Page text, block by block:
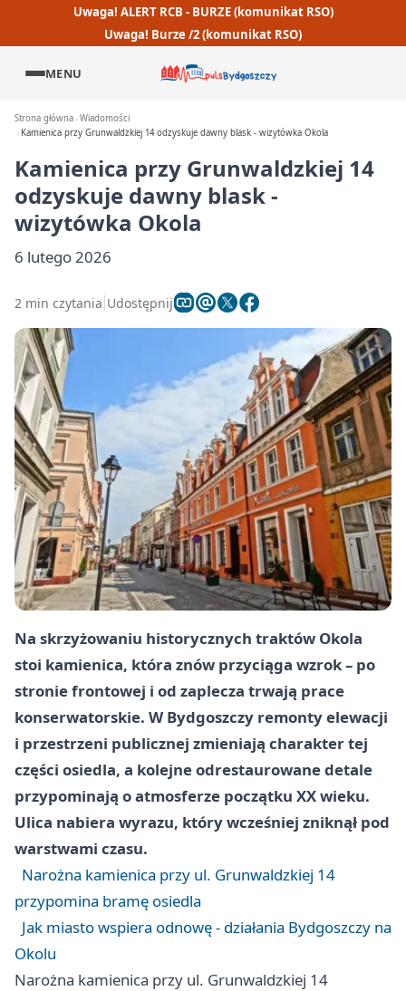
Uwaga! ALERT RCB - BURZE (komunikat RSO)
Uwaga! Burze /2 (komunikat RSO)
MENU
Strona główna Wiadomości
Kamienica przy Grunwaldzkiej 14 odzyskuje dawny blask - wizytówka Okola
Kamienica przy Grunwaldzkiej 14
odzyskuje dawny blask -
wizytówka Okola
6 lutego 2026
2 min czytania Udostępnij
Na skrzyżowaniu historycznych traktów Okola
stoi kamienica, która znów przyciąga wzrok – po
stronie frontowej i od zaplecza trwają prace
konserwatorskie. W Bydgoszczy remonty elewacji
i przestrzeni publicznej zmieniają charakter tej
części osiedla, a kolejne odrestaurowane detale
przypominają o atmosferze początku XX wieku.
Ulica nabiera wyrazu, który wcześniej zniknął pod
warstwami czasu.
Narożna kamienica przy ul. Grunwaldzkiej 14
przypomina bramę osiedla
Jak miasto wspiera odnowę - działania Bydgoszczy na
Okolu
Narożna kamienica przy ul. Grunwaldzkiej 14